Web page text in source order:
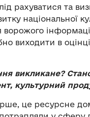
рахуватися та
національної
виходити в
викликане?
культурний
це ресурсне